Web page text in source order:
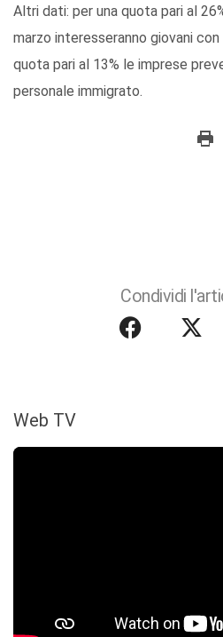
Altri dati: per una quota pari al
marzo interesseranno giovani con
quota pari al 13% le imprese
personale immigrato.
Condividi
Web TV